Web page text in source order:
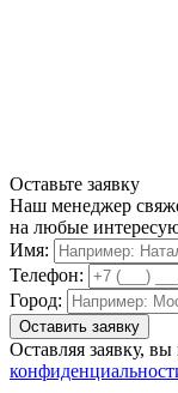
Оставьте заявку
Наш менеджер
на любые
Имя:
Телефон:
Город:
Оставляя заявку,